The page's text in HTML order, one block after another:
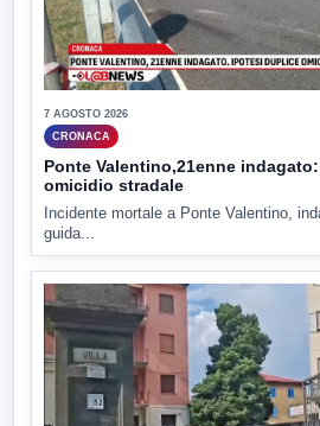
7 AGOSTO 2026
CRONACA
Ponte Valentino,21enne
omicidio stradale
Incidente mortale a Ponte Valentino,
guida...